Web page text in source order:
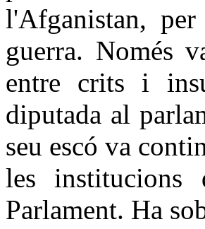
l'Afganistan,
guerra. Només
entre crits i
diputada al
seu escó va
les
Parlament. Ha